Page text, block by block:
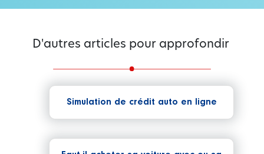
D'autres articles pour approfondir
Simulation de crédit auto en ligne